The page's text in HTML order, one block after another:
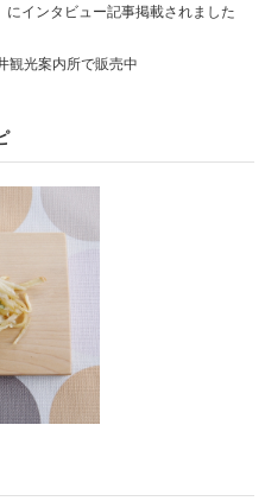
インタビュー記事掲載されました
観光案内所で販売中